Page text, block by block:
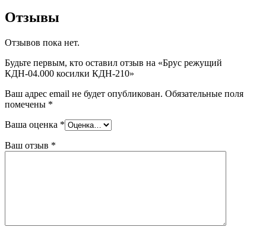
Отзывы
Отзывов пока нет.
Будьте первым, кто оставил отзыв на «Брус режущий
КДН-04.000 косилки КДН-210»
Ваш адрес email не будет опубликован. Обязательные поля
помечены *
Ваша оценка *
Ваш отзыв *